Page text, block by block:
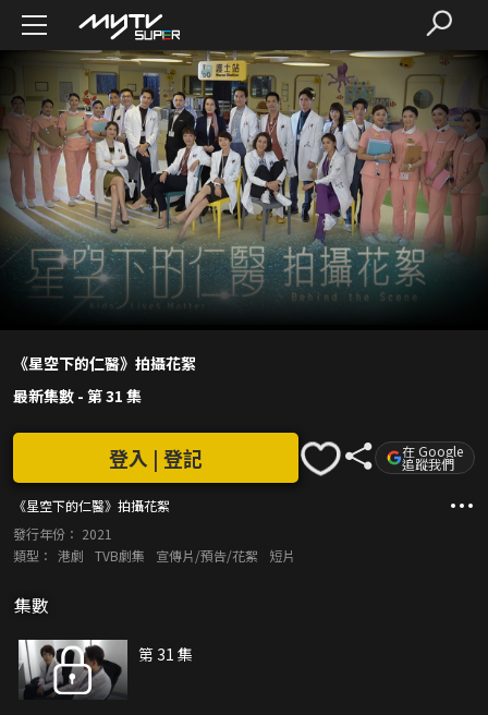
《星空下的仁醫》拍攝花絮
最新集數 - 第 31 集
《星空下的仁醫》拍攝花絮
登入 | 登記 在 Google
追蹤我們
發行年份： 2021
類型： 港劇 TVB劇集 宣傳片/預告/花絮 短片
集數
第 31 集